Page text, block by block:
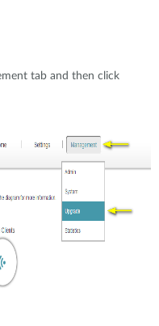
tab and then click